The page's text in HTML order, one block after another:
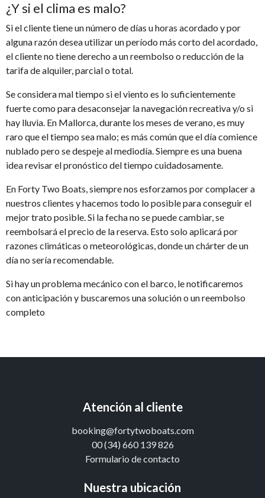
¿Y si el clima es malo?
Si el cliente tiene un número de días u horas acordado y por
alguna razón desea utilizar un período más corto del acordado,
el cliente no tiene derecho a un reembolso o reducción de la
tarifa de alquiler, parcial o total.
Se considera mal tiempo si el viento es lo suficientemente
fuerte como para desaconsejar la navegación recreativa y/o si
hay lluvia. En Mallorca, durante los meses de verano, es muy
raro que el tiempo sea malo; es más común que el día comience
nublado pero se despeje al mediodía. Siempre es una buena
idea revisar el pronóstico del tiempo cuidadosamente.
En Forty Two Boats, siempre nos esforzamos por complacer a
nuestros clientes y hacemos todo lo posible para conseguir el
mejor trato posible. Si la fecha no se puede cambiar, se
reembolsará el precio de la reserva. Esto solo aplicará por
razones climáticas o meteorológicas, donde un chárter de un
día no sería recomendable.
Si hay un problema mecánico con el barco, le notificaremos
con anticipación y buscaremos una solución o un reembolso
completo
Atención al cliente
booking@fortytwoboats.com
00 (34) 660 139 826
Formulario de contacto
Nuestra ubicación